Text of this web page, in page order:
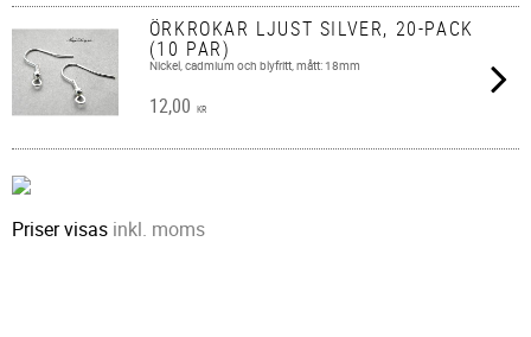
ÖRKROKAR LJUST SILVER, 20-PACK
(10 PAR)
Nickel, cadmium och blyfritt, mått: 18mm
12,00 KR
Priser visas inkl. moms